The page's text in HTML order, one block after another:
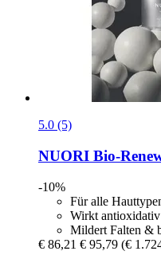
5.0 (5)
NUORI Bio-​
-10%
Für alle
Wirkt antioxidativ
Mildert Falten &
€ 86,21 € 95,79 (€